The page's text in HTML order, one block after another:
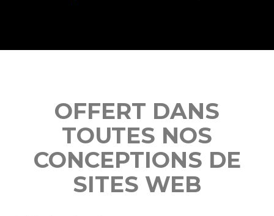
OFFERT DANS
TOUTES NOS
CONCEPTIONS DE
SITES WEB